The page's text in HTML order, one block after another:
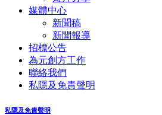
媒體中心
新聞稿
新聞報導
招標公告
為元創方工作
聯絡我們
私隱及免責聲明
私隱及免責聲明